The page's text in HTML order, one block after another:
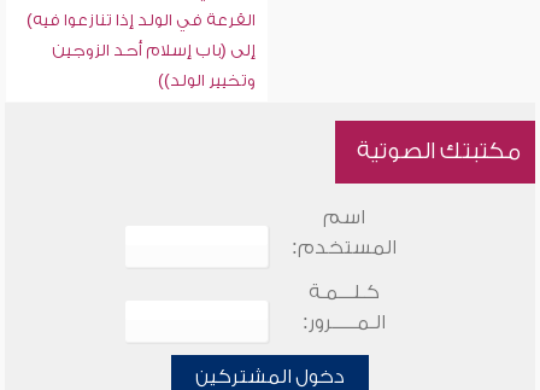
القرعة في الولد إذا تنازعوا فيه)
إلى (باب إسلام أحد الزوجين
وتخيير الولد))
مكتبتك الصوتية
اسم
المستخدم:
كـلـــمـة
الـمـــــرور:
دخول المشتركين